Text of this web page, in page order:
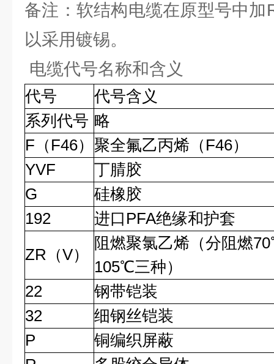
备注：软结构电缆在原型号中加
以采用镀锡。
电缆代号名称和含义
代号
代号含义
系列代号 略
F（F46） 聚全氟乙丙烯（F46）
YVF
丁腈胶
G
硅橡胶
192
进口PFA绝缘和护套
ZR（V）
阻燃聚氯乙烯（分阻燃
105℃三种）
22
钢带铠装
32
细钢丝铠装
P
铜编织屏蔽